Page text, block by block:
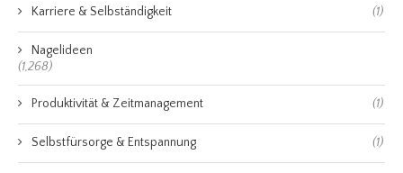
Karriere & Selbständigkeit (1)
Nagelideen
(1,268)
Produktivität & Zeitmanagement (1)
Selbstfürsorge & Entspannung (1)